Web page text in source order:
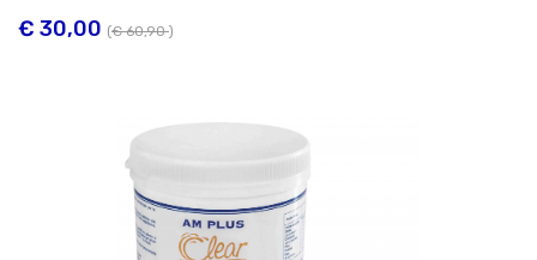
€ 30,00 (€ 60,90)